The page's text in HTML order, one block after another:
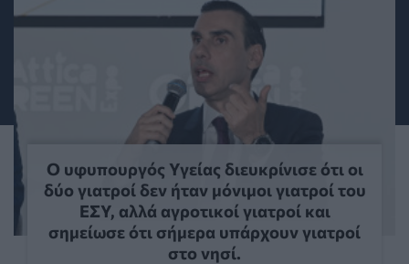
Ο υφυπουργός Υγείας διευκρίνισε ότι οι
δύο γιατροί δεν ήταν μόνιμοι γιατροί του
ΕΣΥ, αλλά αγροτικοί γιατροί και
σημείωσε ότι σήμερα υπάρχουν γιατροί
στο νησί.